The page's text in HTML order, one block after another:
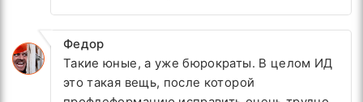
Федор
Такие юные, а уже бюрократы. В целом ИД
это такая вещь, после которой